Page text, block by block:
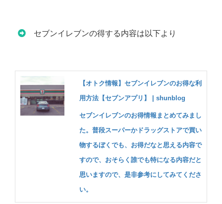
セブンイレブンの得する内容は以下より
【オトク情報】セブンイレブンのお得な利
用方法【セブンアプリ】 | shunblog
セブンイレブンのお得情報まとめてみまし
た。普段スーパーかドラッグストアで買い
物するぼくでも、お得だなと思える内容で
すので、おそらく誰でも特になる内容だと
思いますので、是非参考にしてみてくださ
い。